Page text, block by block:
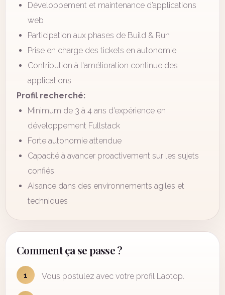
Développement et maintenance d’applications
web
Participation aux phases de Build & Run
Prise en charge des tickets en autonomie
Contribution à l'amélioration continue des
applications
Profil recherché:
Minimum de 3 à 4 ans d’expérience en
développement Fullstack
Forte autonomie attendue
Capacité à avancer proactivement sur les sujets
confiés
Aisance dans des environnements agiles et
techniques
Comment ça se passe ?
1 Vous postulez avec votre profil Laotop.